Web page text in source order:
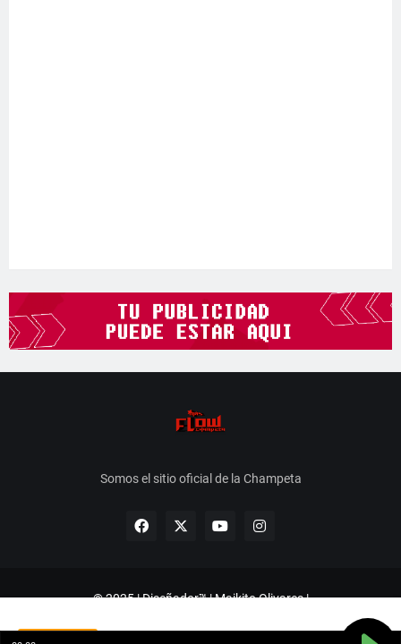
Somos el sitio oficial de la Champeta
© 2025 | Diseñador™ | Maikito Olivares |